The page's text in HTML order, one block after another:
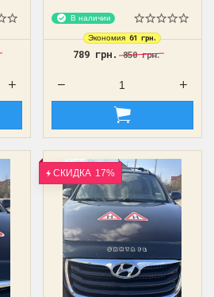
В наличии
Экономия 61 грн.
789 грн.850 грн.
СКИДКА 17%